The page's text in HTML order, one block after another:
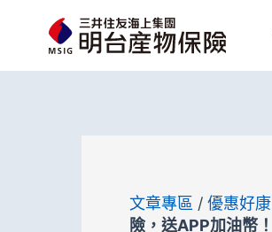
文章專區 / 優惠好康
險，送APP加油幣！